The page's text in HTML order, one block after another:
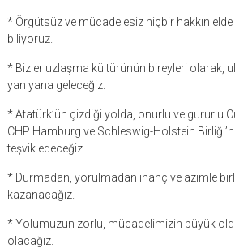
* Örgütsüz ve mücadelesiz hiçbir hakkın
biliyoruz.
* Bizler uzlaşma kültürünün bireyleri olarak,
yan yana geleceğiz.
* Atatürk’ün çizdiği yolda, onurlu ve gururlu
CHP Hamburg ve Schleswig-Holstein Birliği’ne
teşvik edeceğiz.
* Durmadan, yorulmadan inanç ve azimle
kazanacağız.
* Yolumuzun zorlu, mücadelimizin büyük
olacağız.